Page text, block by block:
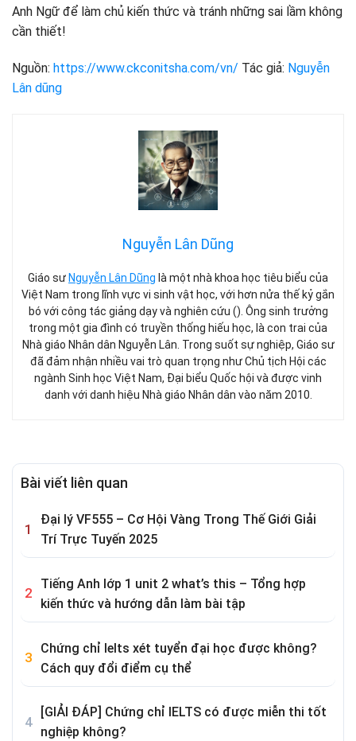
Anh Ngữ để làm chủ kiến ​​thức và tránh những sai lầm không
cần thiết!
Nguồn: https://www.ckconitsha.com/vn/ Tác giả: Nguyễn
Lân dũng
Nguyễn Lân Dũng
Giáo sư Nguyễn Lân Dũng là một nhà khoa học tiêu biểu của
Việt Nam trong lĩnh vực vi sinh vật học, với hơn nửa thế kỷ gắn
bó với công tác giảng dạy và nghiên cứu (). Ông sinh trưởng
trong một gia đình có truyền thống hiếu học, là con trai của
Nhà giáo Nhân dân Nguyễn Lân. Trong suốt sự nghiệp, Giáo sư
đã đảm nhận nhiều vai trò quan trọng như Chủ tịch Hội các
ngành Sinh học Việt Nam, Đại biểu Quốc hội và được vinh
danh với danh hiệu Nhà giáo Nhân dân vào năm 2010.
Bài viết liên quan
Đại lý VF555 – Cơ Hội Vàng Trong Thế Giới Giải
Trí Trực Tuyến 2025
Tiếng Anh lớp 1 unit 2 what’s this – Tổng hợp
kiến thức và hướng dẫn làm bài tập
Chứng chỉ Ielts xét tuyển đại học được không?
Cách quy đổi điểm cụ thể
[GIẢI ĐÁP] Chứng chỉ IELTS có được miễn thi tốt
nghiệp không?